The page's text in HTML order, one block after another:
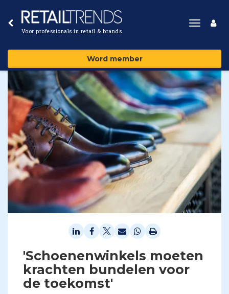
Voor professionals in retail & brands
Toggle
Word member
'Schoenenwinkels moeten
krachten bundelen voor
de toekomst'